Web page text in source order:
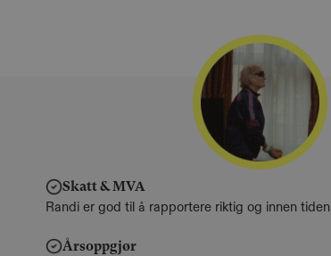
Skatt & MVA
Randi er god til å rapportere riktig og innen tiden
Årsoppgjør